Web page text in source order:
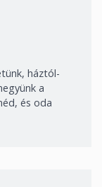
háztól-
a
és oda